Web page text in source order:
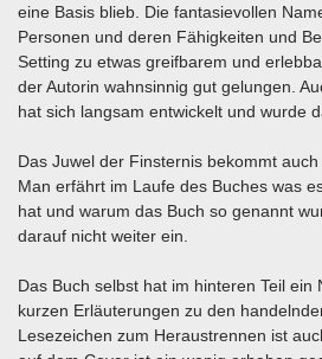
eine Basis blieb. Die fantasievollen
Personen und deren Fähigkeiten und
Setting zu etwas greifbarem und
der Autorin wahnsinnig gut gelungen.
hat sich langsam entwickelt und wurde
Das Juwel der Finsternis bekommt
Man erfährt im Laufe des Buches was
hat und warum das Buch so genannt
darauf nicht weiter ein.
Das Buch selbst hat im hinteren Teil ein
kurzen Erläuterungen zu den
Lesezeichen zum Heraustrennen ist